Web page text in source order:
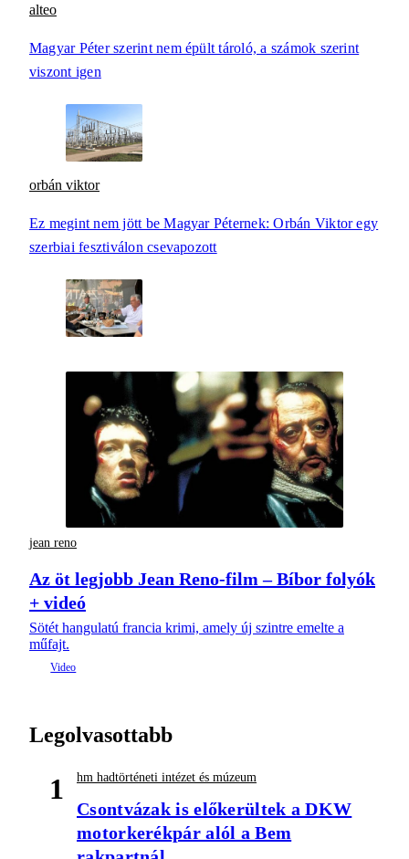
alteo
Magyar Péter szerint nem épült tároló, a számok szerint
viszont igen
orbán viktor
Ez megint nem jött be Magyar Péternek: Orbán Viktor egy
szerbiai fesztiválon csevapozott
jean reno
Az öt legjobb Jean Reno-film – Bíbor folyók
+ videó
Sötét hangulatú francia krimi, amely új szintre emelte a
műfajt.
Legolvasottabb
1 hm hadtörténeti intézet és múzeum
Csontvázak is előkerültek a DKW
motorkerékpár alól a Bem